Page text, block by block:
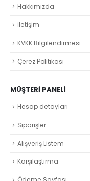
Hakkımızda
İletişim
KVKK Bilgilendirmesi
Çerez Politikası
MÜŞTERI PANELI
Hesap detayları
Siparişler
Alışveriş Listem
Karşılaştırma